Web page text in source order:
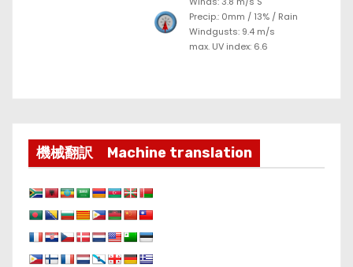
Precip.: 0mm / 13% / Rain
Windgusts: 9.4 m/s
max. UV index: 6.6
機械翻訳 Machine translation